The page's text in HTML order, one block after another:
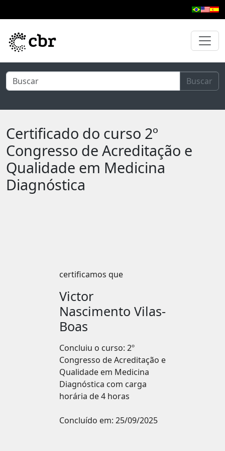
Buscar
Certificado do curso 2º
Congresso de Acreditação e
Qualidade em Medicina
Diagnóstica
certificamos que
Victor
Nascimento Vilas-
Boas
Concluiu o curso: 2º
Congresso de Acreditação e
Qualidade em Medicina
Diagnóstica com carga
horária de 4 horas
Concluído em: 25/09/2025